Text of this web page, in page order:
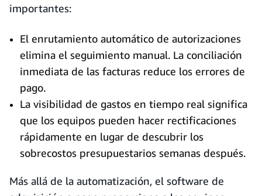
importantes:
El enrutamiento automático de autorizaciones
elimina el seguimiento manual. La conciliación
inmediata de las facturas reduce los errores de
pago.
La visibilidad de gastos en tiempo real significa
que los equipos pueden hacer rectificaciones
rápidamente en lugar de descubrir los
sobrecostos presupuestarios semanas después.
Más allá de la automatización, el software de